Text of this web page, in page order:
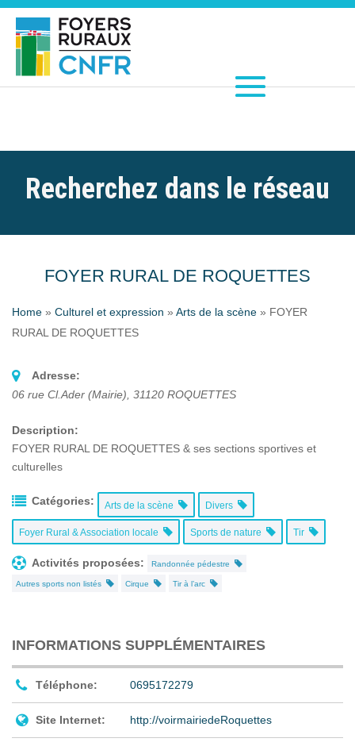
Recherchez dans le réseau
FOYER RURAL DE ROQUETTES
Home » Culturel et expression » Arts de la scène » FOYER
RURAL DE ROQUETTES
Adresse:
06 rue Cl.Ader (Mairie) 31120 ROQUETTES
Description:
FOYER RURAL DE ROQUETTES & ses sections sportives et
culturelles
Catégories: Arts de la scène Divers
Foyer Rural & Association locale Sports de nature Tir
Activités proposées: Randonnée pédestre
Autres sports non listés Cirque Tir à l’arc
INFORMATIONS SUPPLÉMENTAIRES
Téléphone: 0695172279
Site Internet: http://voirmairiedeRoquettes